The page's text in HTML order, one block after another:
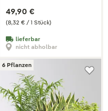
(8,32 € / 1 Stück)
49,90 €
lieferbar
nicht abholbar
6 Pflanzen